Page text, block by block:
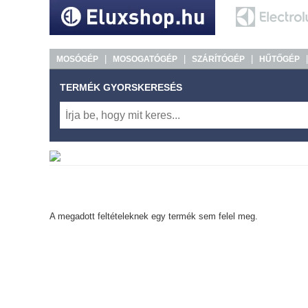
MOSÓGÉP MOSOGATÓGÉP SZÁRÍTÓGÉP HŰTŐGÉP
TERMÉK GYORSKERESÉS
A megadott feltételeknek egy termék sem felel meg.